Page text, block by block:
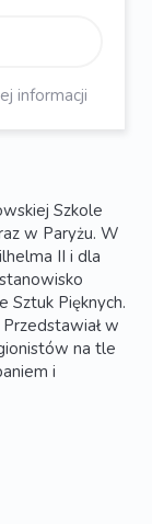
informacji
Szkole
w Paryżu. W
II i dla
Sztuk Pięknych.
w
na tle
i